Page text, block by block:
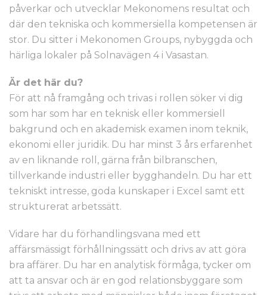
påverkar och utvecklar Mekonomens resultat och
där den tekniska och kommersiella kompetensen är
stor. Du sitter i Mekonomen Groups, nybyggda och
härliga lokaler på Solnavägen 4 i Vasastan.
Är det här du?
För att nå framgång och trivas i rollen söker vi dig
som har som har en teknisk eller kommersiell
bakgrund och en akademisk examen inom teknik,
ekonomi eller juridik. Du har minst 3 års erfarenhet
av en liknande roll, gärna från bilbranschen,
tillverkande industri eller bygghandeln. Du har ett
tekniskt intresse, goda kunskaper i Excel samt ett
strukturerat arbetssätt.
Vidare har du förhandlingsvana med ett
affärsmässigt förhållningssätt och drivs av att göra
bra affärer. Du har en analytisk förmåga, tycker om
att ta ansvar och är en god relationsbyggare som